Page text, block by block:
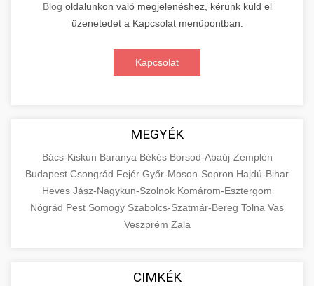
Blog oldalunkon való megjelenéshez, kérünk küld el
üzenetedet a Kapcsolat menüpontban.
Kapcsolat
MEGYÉK
Bács-Kiskun Baranya Békés Borsod-Abaúj-Zemplén
Budapest Csongrád Fejér Győr-Moson-Sopron Hajdú-Bihar
Heves Jász-Nagykun-Szolnok Komárom-Esztergom
Nógrád Pest Somogy Szabolcs-Szatmár-Bereg Tolna Vas
Veszprém Zala
CIMKÉK